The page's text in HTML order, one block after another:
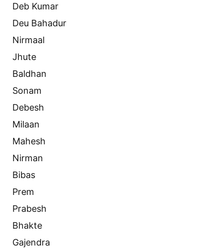
Deb Kumar
Deu Bahadur
Nirmaal
Jhute
Baldhan
Sonam
Debesh
Milaan
Mahesh
Nirman
Bibas
Prem
Prabesh
Bhakte
Gajendra